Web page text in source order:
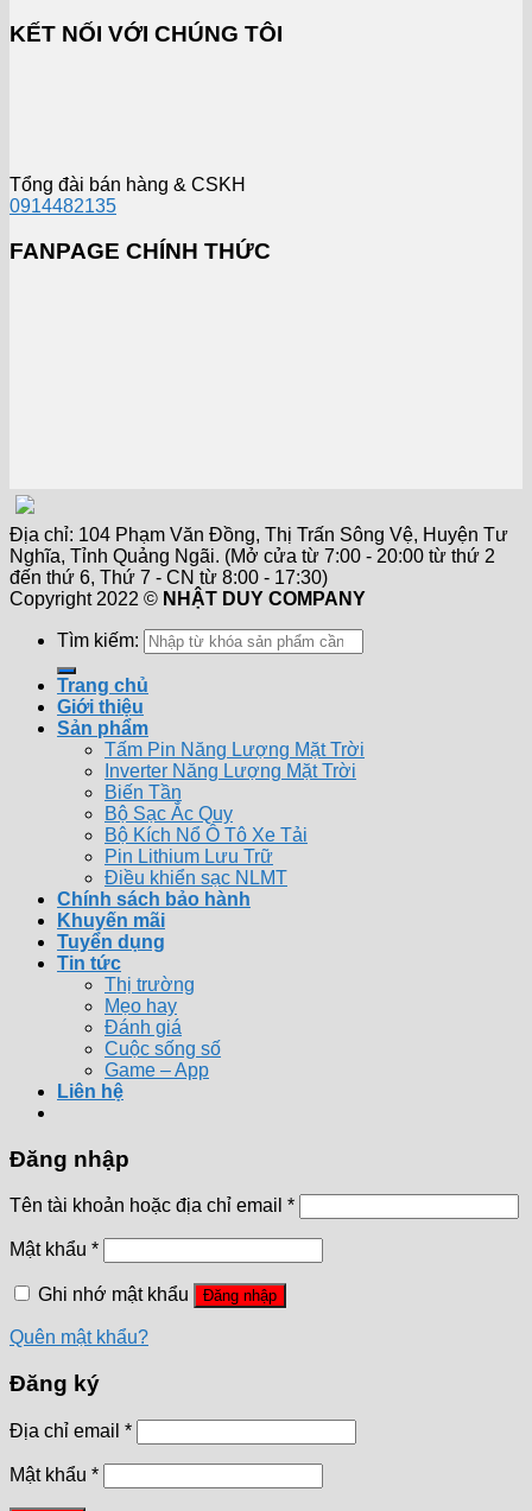
KẾT NỐI VỚI CHÚNG TÔI
Tổng đài bán hàng & CSKH
0914482135
FANPAGE CHÍNH THỨC
Địa chỉ: 104 Phạm Văn Đồng, Thị Trấn Sông Vệ, Huyện Tư
Nghĩa, Tỉnh Quảng Ngãi. (Mở cửa từ 7:00 - 20:00 từ thứ 2
đến thứ 6, Thứ 7 - CN từ 8:00 - 17:30)
Copyright 2022 © NHẬT DUY COMPANY
Tìm kiếm:
Trang chủ
Giới thiệu
Sản phẩm
Tấm Pin Năng Lượng Mặt Trời
Inverter Năng Lượng Mặt Trời
Biến Tần
Bộ Sạc Ắc Quy
Bộ Kích Nổ Ô Tô Xe Tải
Pin Lithium Lưu Trữ
Điều khiển sạc NLMT
Chính sách bảo hành
Khuyến mãi
Tuyển dụng
Tin tức
Thị trường
Mẹo hay
Đánh giá
Cuộc sống số
Game – App
Liên hệ
Đăng nhập
Tên tài khoản hoặc địa chỉ email *
Mật khẩu *
Ghi nhớ mật khẩu Đăng nhập
Quên mật khẩu?
Đăng ký
Địa chỉ email *
Mật khẩu *